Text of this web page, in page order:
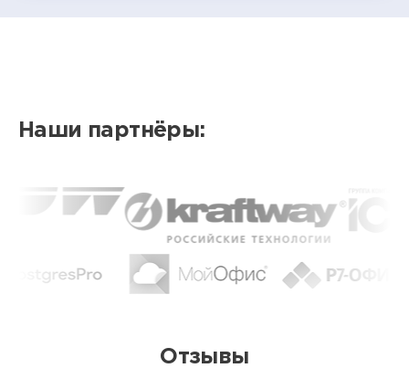
Наши партнёры:
Отзывы